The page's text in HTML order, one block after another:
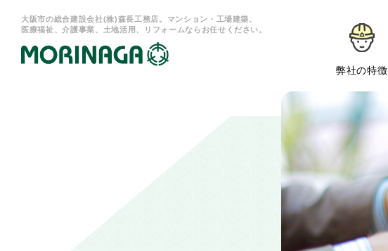
大阪市の総合建設会社(株)森長工務店。マンション・工場建築、
医療福祉、介護事業、土地活用、リフォームならお任せください。
弊社の特徴